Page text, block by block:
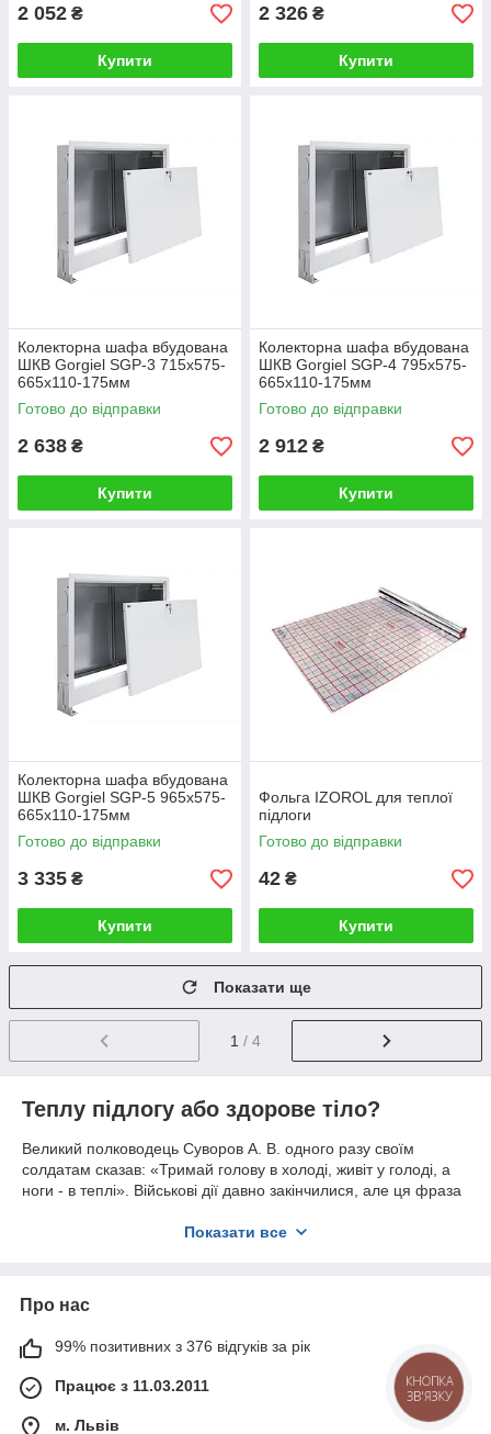
2 052 ₴
Купити
2 326 ₴
Купити
Колекторна шафа вбудована
ШКВ Gorgiel SGP-3 715х575-
665х110-175мм
Готово до відправки
2 638 ₴
Купити
Колекторна шафа вбудована
ШКВ Gorgiel SGP-4 795х575-
665х110-175мм
Готово до відправки
2 912 ₴
Купити
Колекторна шафа вбудована
ШКВ Gorgiel SGP-5 965х575-
665х110-175мм
Готово до відправки
3 335 ₴
Купити
Фольга IZOROL для теплої
підлоги
Готово до відправки
42 ₴
Купити
Показати ще
1 / 4
Теплу підлогу або здорове тіло?
Великий полководець Суворов А. В. одного разу своїм
солдатам сказав: «Тримай голову в холоді, живіт у голоді, а
ноги - в теплі». Військові дії давно закінчилися, але ця фраза
піклується про своє здоров'я і тільки потім про інших
здоров'я і зігріти будинок теплом.
рішень опалення будинку та збереження Вашого здоров'я.
У нашому магазині представлені колектори різних
модифікацій і конструкцій, які по праву можна назвати самим
«серцем» системи опалення.
Показати все
Про нас
99% позитивних з 376 відгуків за рік
Працює з 11.03.2011
м. Львів